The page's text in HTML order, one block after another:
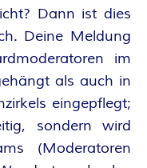
Dann ist dies
Deine Meldung
im
als auch in
eingepflegt;
sondern wird
(Moderatoren